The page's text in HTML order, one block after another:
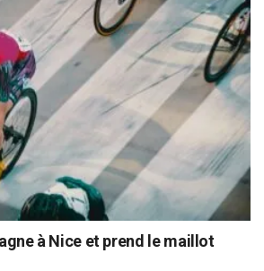
à Nice et prend le maillot